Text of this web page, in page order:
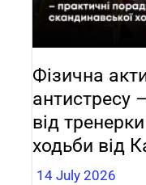
Фізична
антистресу
від
ходьби від
14 July 2026